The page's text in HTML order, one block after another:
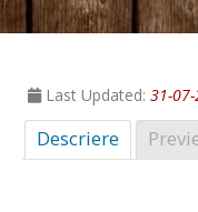
Last Updated: 31-
Descriere